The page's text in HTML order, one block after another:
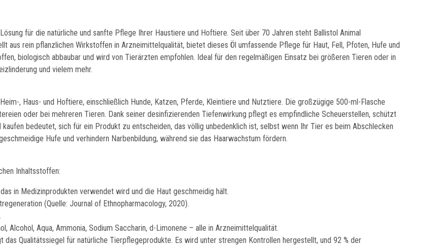
für die natürliche und sanfte Pflege Ihrer Haustiere und Hoftiere. Seit über 70 Jahren steht Ballistol Animal
aus rein pflanzlichen Wirkstoffen in Arzneimittelqualität, bietet dieses Öl umfassende Pflege für Haut, Fell, Pfoten, Hufe und
biologisch abbaubar und wird von Tierärzten empfohlen. Ideal für den regelmäßigen Einsatz bei größeren Tieren oder in
und vielem mehr.
, Haus- und Hoftiere, einschließlich Hunde, Katzen, Pferde, Kleintiere und Nutztiere. Die großzügige 500-ml-Flasche
oder bei mehreren Tieren. Dank seiner desinfizierenden Tiefenwirkung pflegt es empfindliche Scheuerstellen, schützt
bedeutet, sich für ein Produkt zu entscheiden, das völlig unbedenklich ist, selbst wenn Ihr Tier es beim Abschlecken
Hufe und verhindern Narbenbildung, während sie das Haarwachstum fördern.
Inhaltsstoffen:
in Medizinprodukten verwendet wird und die Haut geschmeidig hält.
(Quelle: Journal of Ethnopharmacology, 2020).
Alcohol, Aqua, Ammonia, Sodium Saccharin, d-Limonene – alle in Arzneimittelqualität.
das Qualitätssiegel für natürliche Tierpflegeprodukte. Es wird unter strengen Kontrollen hergestellt, und 92 % der